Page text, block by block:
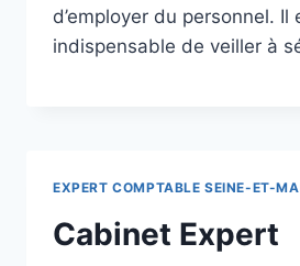
d’employer du personnel. Il
indispensable de veiller à
EXPERT COMPTABLE SEINE-ET-
Cabinet Expert